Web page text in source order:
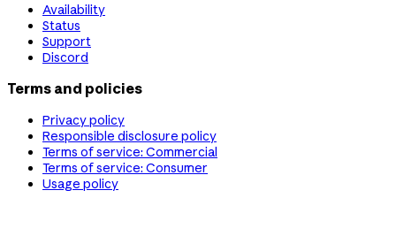
Availability
Status
Support
Discord
Terms and policies
Privacy policy
Responsible disclosure policy
Terms of service: Commercial
Terms of service: Consumer
Usage policy